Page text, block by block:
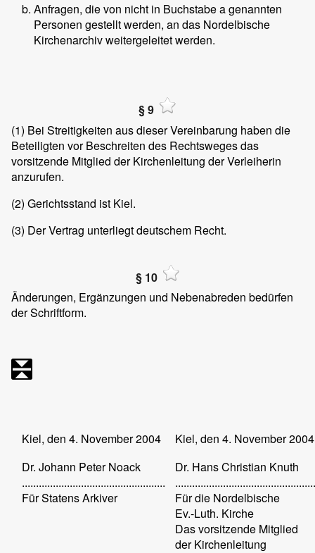
Anfragen, die von nicht in Buchstabe a genannten
Personen gestellt werden, an das Nordelbische
Kirchenarchiv weitergeleitet werden.
§ 9
(1) Bei Streitigkeiten aus dieser Vereinbarung haben die
Beteiligten vor Beschreiten des Rechtsweges das
vorsitzende Mitglied der Kirchenleitung der Verleiherin
anzurufen.
(2) Gerichtsstand ist Kiel.
(3) Der Vertrag unterliegt deutschem Recht.
§ 10
Änderungen, Ergänzungen und Nebenabreden bedürfen
der Schriftform.
Kiel, den 4. November 2004
Kiel, den 4. November 2004
Dr. Johann Peter Noack
...................................................
Für Statens Arkiver
Dr. Hans Christian Knuth
Für die Nordelbische
Ev.-Luth. Kirche
Das vorsitzende Mitglied
der Kirchenleitung